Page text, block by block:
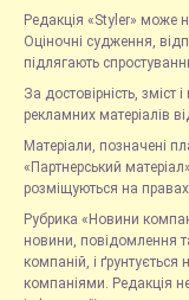
Редакція «Styler» може
Оціночні судження,
підлягають
За достовірність, зміст
рекламних матеріалів
Матеріали, позначені
«Партнерський
розміщуються на
Рубрика «Новини
новини, повідомлення
компаній, і
компаніями. Редакція не